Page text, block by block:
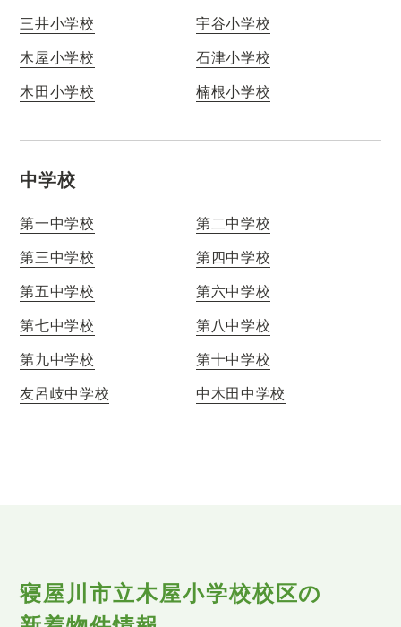
三井小学校
宇谷小学校
木屋小学校
石津小学校
木田小学校
楠根小学校
中学校
第一中学校
第二中学校
第三中学校
第四中学校
第五中学校
第六中学校
第七中学校
第八中学校
第九中学校
第十中学校
友呂岐中学校
中木田中学校
寝屋川市立木屋小学校校区の